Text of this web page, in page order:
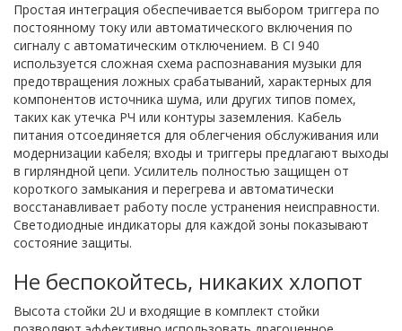
Простая интеграция обеспечивается выбором триггера по
постоянному току или автоматического включения по
сигналу с автоматическим отключением. В CI 940
используется сложная схема распознавания музыки для
предотвращения ложных срабатываний, характерных для
компонентов источника шума, или других типов помех,
таких как утечка РЧ или контуры заземления. Кабель
питания отсоединяется для облегчения обслуживания или
модернизации кабеля; входы и триггеры предлагают выходы
в гирляндной цепи. Усилитель полностью защищен от
короткого замыкания и перегрева и автоматически
восстанавливает работу после устранения неисправности.
Светодиодные индикаторы для каждой зоны показывают
состояние защиты.
Не беспокойтесь, никаких хлопот
Высота стойки 2U и входящие в комплект стойки